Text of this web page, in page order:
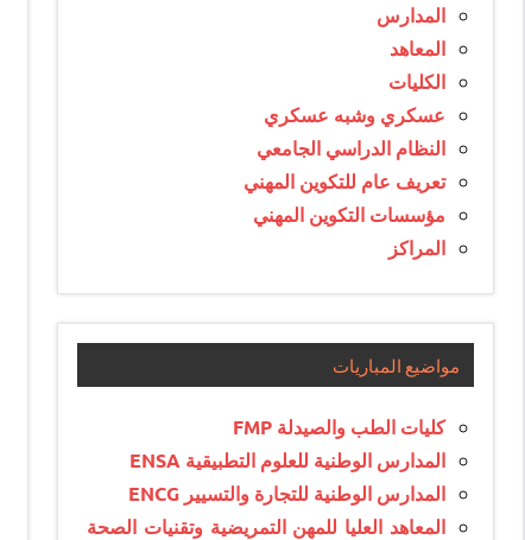
المدارس
المعاهد
الكليات
عسكري وشبه عسكري
النظام الدراسي الجامعي
تعريف عام للتكوين المهني
مؤسسات التكوين المهني
المراكز
مواضيع المباريات
كليات الطب والصيدلة FMP
المدارس الوطنية للعلوم التطبيقية ENSA
المدارس الوطنية للتجارة والتسيير ENCG
المعاهد العليا للمهن التمريضية وتقنيات الصحة